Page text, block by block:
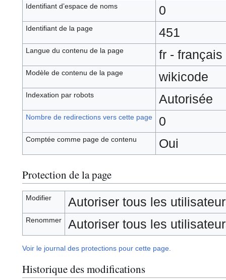
Identifiant dʼespace de noms 0
Identifiant de la page 451
Langue du contenu de la page fr - français
Modèle de contenu de la page wikicode
Indexation par robots Autorisée
Nombre de redirections vers cette page 0
Comptée comme page de contenu Oui
Protection de la page
Modifier Autoriser tous les
Renommer Autoriser tous les
Voir le journal des protections pour cette page.
Historique des modifications